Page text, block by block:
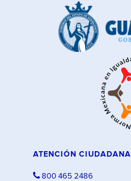
ATENCIÓN CIUDADANA
800 465 2486